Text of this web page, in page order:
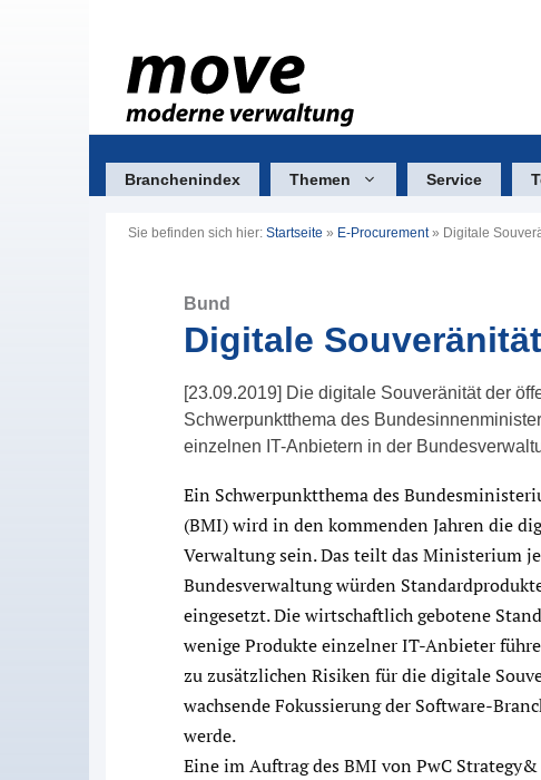
Branchenindex Themen Service
Sie befinden sich hier: Startseite » E-Procurement» Digitale
Bund
Digitale
[23.09.2019] Die digitale Souveränität der
Schwerpunktthema des
einzelnen IT-Anbietern in der
Ein Schwerpunktthema des
(BMI) wird in den kommenden Jahren die
Verwaltung sein. Das teilt das Ministerium
Bundesverwaltung würden
eingesetzt. Die wirtschaftlich gebotene
wenige Produkte einzelner IT-Anbieter
zu zusätzlichen Risiken für die digitale
wachsende Fokussierung der Software-
werde.
Eine im Auftrag des BMI von PwC